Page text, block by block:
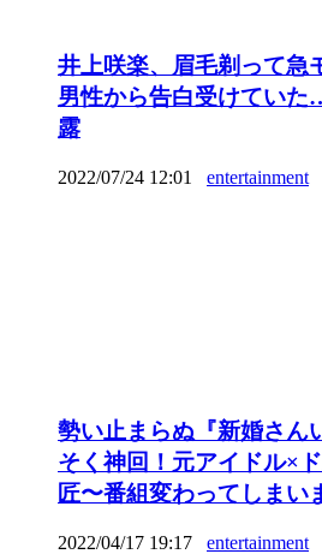
井上咲楽、眉毛剃って急
男性から告白受けてい
露
2022/07/24 12:01 entertainment
勢い止まらぬ『新婚さん
そく神回！元アイドル×
匠〜番組変わってしまい
2022/04/17 19:17 entertainment